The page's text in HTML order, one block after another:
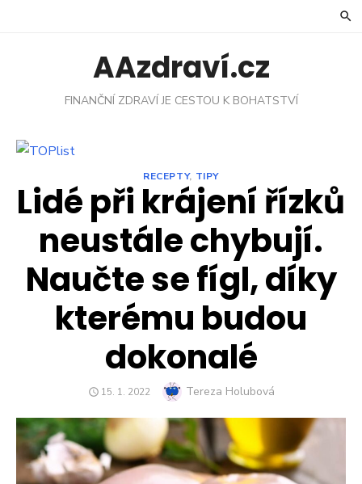
AAzdraví.cz
FINANČNÍ ZDRAVÍ JE CESTOU K BOHATSTVÍ
RECEPTY, TIPY
Lidé při krájení řízků
neustále chybují.
Naučte se fígl, díky
kterému budou
dokonalé
POSTED
15. 1. 2022 Author
Tereza Holubová